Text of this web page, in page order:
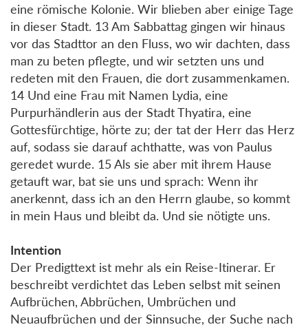
eine römische Kolonie. Wir blieben aber einige Tage
in dieser Stadt. 13 Am Sabbattag gingen wir hinaus
vor das Stadttor an den Fluss, wo wir dachten, dass
man zu beten pflegte, und wir setzten uns und
redeten mit den Frauen, die dort zusammenkamen.
14 Und eine Frau mit Namen Lydia, eine
Purpurhändlerin aus der Stadt Thyatira, eine
Gottesfürchtige, hörte zu; der tat der Herr das Herz
auf, sodass sie darauf achthatte, was von Paulus
geredet wurde. 15 Als sie aber mit ihrem Hause
getauft war, bat sie uns und sprach: Wenn ihr
anerkennt, dass ich an den Herrn glaube, so kommt
in mein Haus und bleibt da. Und sie nötigte uns.
Intention
Der Predigttext ist mehr als ein Reise-Itinerar. Er
beschreibt verdichtet das Leben selbst mit seinen
Aufbrüchen, Abbrüchen, Umbrüchen und
Neuaufbrüchen und der Sinnsuche, der Suche nach